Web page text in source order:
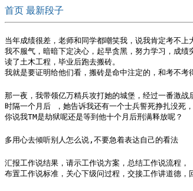
首页 最新段子
当年成绩很差，老师和同学都嘲笑我，说我肯定考不上
我不服气，暗暗下定决心，起早贪黑，努力学习，成绩
读了土木工程，毕业后跑去搬砖。
我就是要证明给他们看，搬砖是命中注定的，和考不考
那一夜，我带领亿万精兵攻打她的城堡，经过一番激战
时隔一个月后 ，她告诉我还有一个士兵誓死挣扎没死
你说我TM是劫狱呢还是等到他十个月后刑满释放呢？
多用心去倾听别人怎么说,不要急着表达自己的看法
汇报工作说结果，请示工作说方案，总结工作说流程，
布置工作说标准，关心下级问过程，交接工作讲道德，